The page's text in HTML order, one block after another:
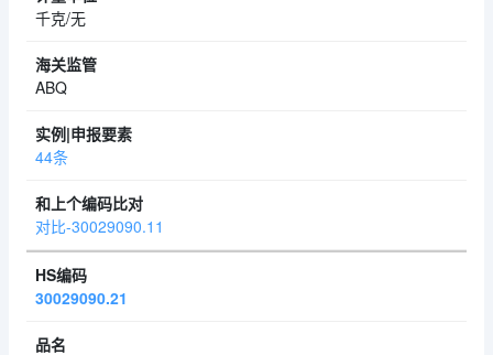
千克/无
ABQ
44条
对比-30029090.11
30029090.21